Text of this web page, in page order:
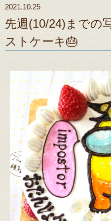
2021.10.25
先週(10/24)までの
ストケーキ🎂